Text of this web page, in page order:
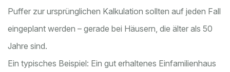
Puffer zur ursprünglichen Kalkulation sollten auf jeden Fall
eingeplant werden – gerade bei Häusern, die älter als 50
Jahre sind.
Ein typisches Beispiel: Ein gut erhaltenes Einfamilienhaus